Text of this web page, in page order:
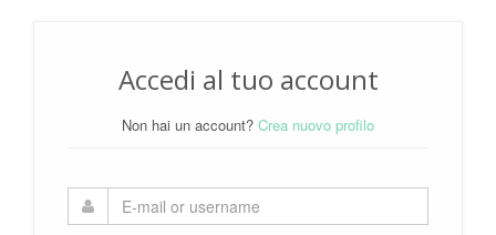
Accedi al tuo account
Non hai un account? Crea nuovo profilo